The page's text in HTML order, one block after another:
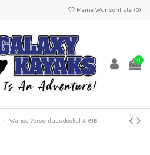
Meine Wunschliste (0)
0
Wahoo Verschlussdeckel A-61B